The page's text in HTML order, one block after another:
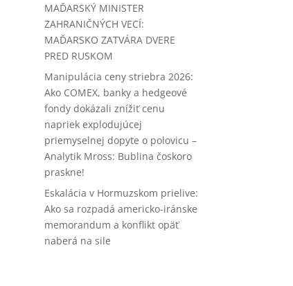
MAĎARSKÝ MINISTER
ZAHRANIČNÝCH VECÍ:
MAĎARSKO ZATVÁRA DVERE
PRED RUSKOM
Manipulácia ceny striebra 2026:
Ako COMEX, banky a hedgeové
fondy dokázali znížiť cenu
napriek explodujúcej
priemyselnej dopyte o polovicu –
Analytik Mross: Bublina čoskoro
praskne!
Eskalácia v Hormuzskom prielive:
Ako sa rozpadá americko-iránske
memorandum a konflikt opäť
naberá na sile